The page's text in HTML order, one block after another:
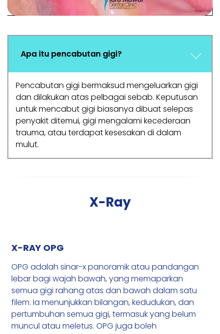
Apa itu pencabutan gigi?
Pencabutan gigi bermaksud mengeluarkan gigi
dan dilakukan atas pelbagai sebab. Keputusan
untuk mencabut gigi biasanya dibuat selepas
penyakit ditemui, gigi mengalami kecederaan
trauma, atau terdapat kesesakan di dalam
mulut.
X-Ray
X-RAY OPG
OPG adalah sinar-x panoramik atau pandangan
lebar bagi wajah bawah, yang memaparkan
semua gigi rahang atas dan bawah dalam satu
filem. Ia menunjukkan bilangan, kedudukan, dan
pertumbuhan semua gigi, termasuk yang belum
muncul atau meletus. OPG juga boleh